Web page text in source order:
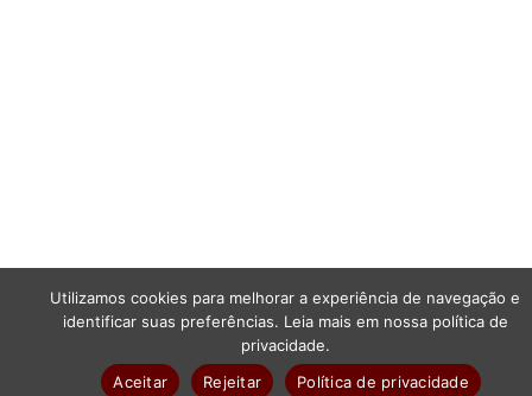
Utilizamos cookies para melhorar a experiência de navegação e
identificar suas preferências. Leia mais em nossa política de
privacidade.
Aceitar
Rejeitar Política de privacidade